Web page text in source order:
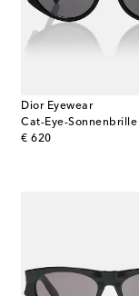
Dior Eyewear
€ 620
original price